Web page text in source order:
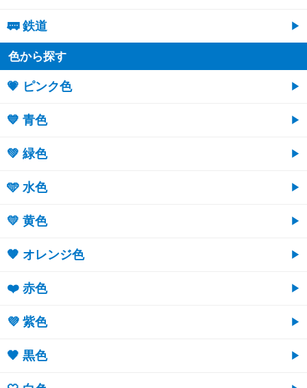
🚃 鉄道
色から探す
💗 ピンク色
💙 青色
💚 緑色
🩵 水色
💛 黄色
🧡 オレンジ色
❤️ 赤色
💜 紫色
🖤 黒色